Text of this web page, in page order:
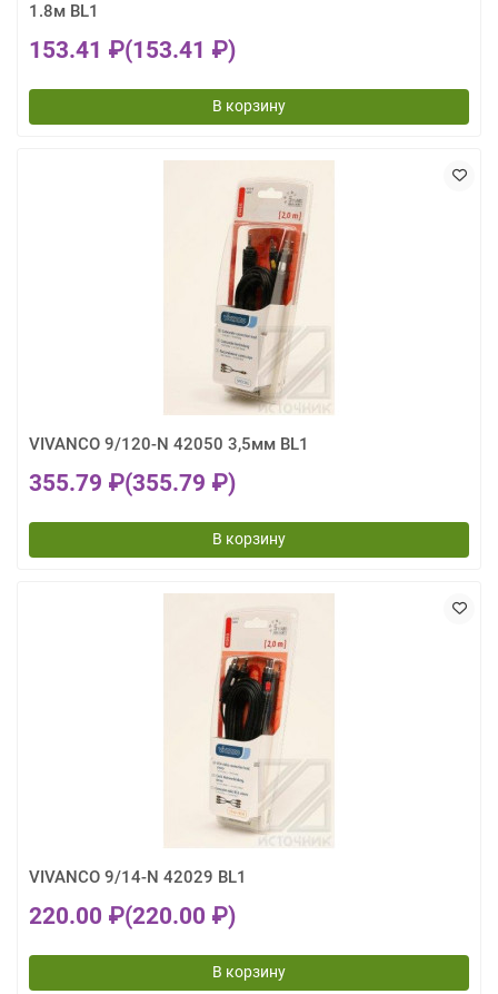
1.8м BL1
153.41 ₽(153.41 ₽)
В корзину
VIVANCO 9/120-N 42050 3,5мм BL1
355.79 ₽(355.79 ₽)
В корзину
VIVANCO 9/14-N 42029 BL1
220.00 ₽(220.00 ₽)
В корзину